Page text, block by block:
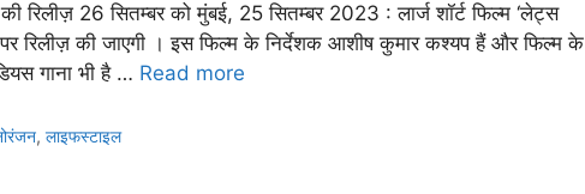
रिलीज़ 26 सितम्बर को मुंबई, 25 सितम्बर 2023 : लार्ज शॉर्ट फिल्म ‘लेट्स
पर रिलीज़ की जाएगी । इस फिल्म के निर्देशक आशीष कुमार कश्यप हैं और फिल्म के
गाना भी है … Read more
,लाइफस्टाइल